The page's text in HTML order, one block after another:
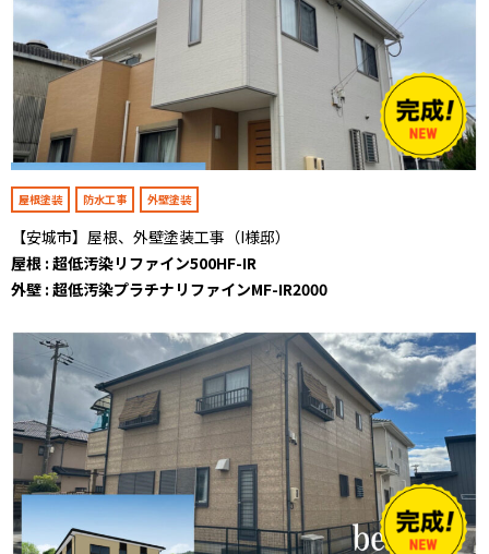
屋根塗装 防水工事 外壁塗装
【安城市】屋根、外壁塗装工事（I様邸）
屋根 : 超低汚染リファイン500HF-IR
外壁 : 超低汚染プラチナリファインMF-IR2000